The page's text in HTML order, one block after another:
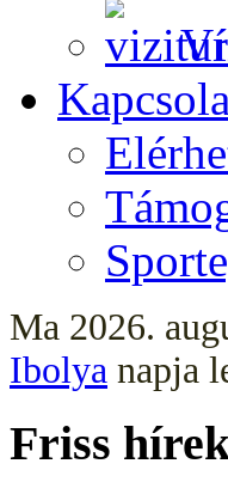
Ma 2026.
Ibolya napja
Friss